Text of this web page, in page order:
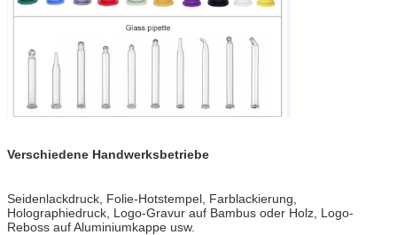
Verschiedene Handwerksbetriebe
Seidenlackdruck, Folie-Hotstempel, Farblackierung,
Holographiedruck, Logo-Gravur auf Bambus oder Holz, Logo-
Reboss auf Aluminiumkappe usw.